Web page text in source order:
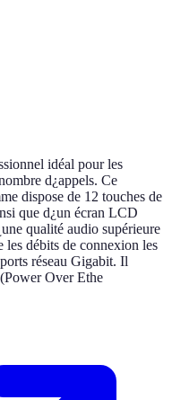
idéal pour les
d¿appels. Ce
dispose de 12 touches de
que d¿un écran LCD
qualité audio supérieure
débits de connexion les
réseau Gigabit. Il
Over Ethe